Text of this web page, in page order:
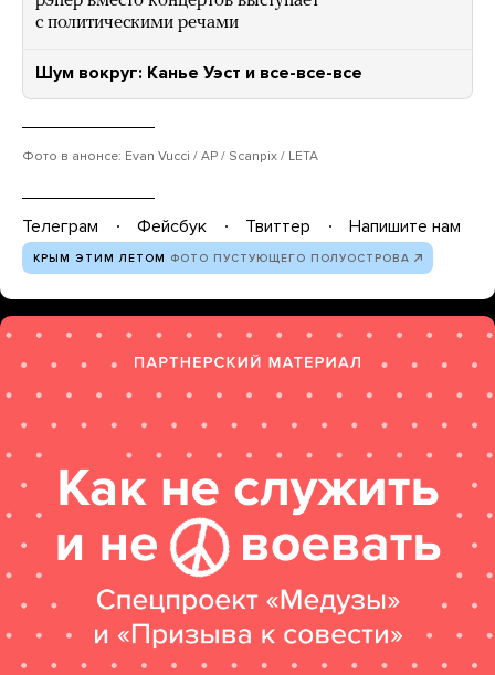
с политическими речами
Шум вокруг: Канье Уэст и все-все-все
Фото в анонсе: Evan Vucci / AP / Scanpix / LETA
Телеграм Фейсбук Твиттер Напишите нам
КРЫМ ЭТИМ ЛЕТОМ ФОТО ПУСТУЮЩЕГО ПОЛУОСТРОВА